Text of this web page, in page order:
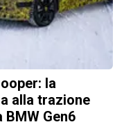
la
alla trazione
Gen6